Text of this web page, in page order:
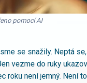
pomocí AI
se snažily. Neptá
vezme do ruky
roku není jemný. Není